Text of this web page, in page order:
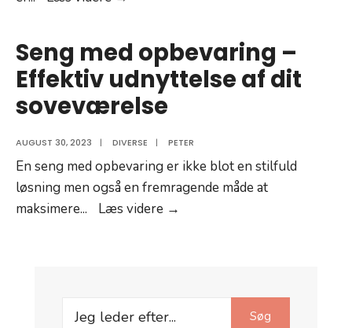
du
outsource
virksomhedens
IT
Seng med opbevaring –
Effektiv udnyttelse af dit
soveværelse
AUGUST 30, 2023 | DIVERSE | PETER
En seng med opbevaring er ikke blot en stilfuld
løsning men også en fremragende måde at
maksimere... Læs videre →
Search
Søg